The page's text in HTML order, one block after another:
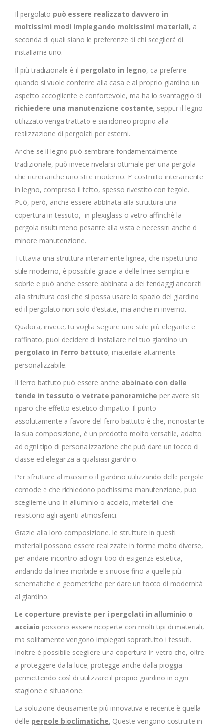
Il pergolato può essere realizzato davvero in
moltissimi modi impiegando moltissimi materiali, a
seconda di quali siano le preferenze di chi sceglierà di
installarne uno.
Il più tradizionale è il pergolato in legno, da preferire
quando si vuole conferire alla casa e al proprio giardino un
aspetto accogliente e confortevole, ma ha lo svantaggio di
richiedere una manutenzione costante, seppur il legno
utilizzato venga trattato e sia idoneo proprio alla
realizzazione di pergolati per esterni.
Anche se il legno può sembrare fondamentalmente
tradizionale, può invece rivelarsi ottimale per una pergola
che ricrei anche uno stile moderno. E’ costruito interamente
in legno, compreso il tetto, spesso rivestito con tegole.
Può, però, anche essere abbinata alla struttura una
copertura in tessuto, in plexiglass o vetro affinchè la
pergola risulti meno pesante alla vista e necessiti anche di
minore manutenzione.
Tuttavia una struttura interamente lignea, che rispetti uno
stile moderno, è possibile grazie a delle linee semplici e
sobrie e può anche essere abbinata a dei tendaggi ancorati
alla struttura così che si possa usare lo spazio del giardino
ed il pergolato non solo d’estate, ma anche in inverno.
Qualora, invece, tu voglia seguire uno stile più elegante e
raffinato, puoi decidere di installare nel tuo giardino un
pergolato in ferro battuto, materiale altamente
personalizzabile.
Il ferro battuto può essere anche abbinato con delle
tende in tessuto o vetrate panoramiche per avere sia
riparo che effetto estetico d’impatto. Il punto
assolutamente a favore del ferro battuto è che, nonostante
la sua composizione, è un prodotto molto versatile, adatto
ad ogni tipo di personalizzazione che può dare un tocco di
classe ed eleganza a qualsiasi giardino.
Per sfruttare al massimo il giardino utilizzando delle pergole
comode e che richiedono pochissima manutenzione, puoi
sceglierne uno in alluminio o acciaio, materiali che
resistono agli agenti atmosferici.
Grazie alla loro composizione, le strutture in questi
materiali possono essere realizzate in forme molto diverse,
per andare incontro ad ogni tipo di esigenza estetica,
andando da linee morbide e sinuose fino a quelle più
schematiche e geometriche per dare un tocco di modernità
al giardino.
Le coperture previste per i pergolati in alluminio o
acciaio possono essere ricoperte con molti tipi di materiali,
ma solitamente vengono impiegati soprattutto i tessuti.
Inoltre è possibile scegliere una copertura in vetro che, oltre
a proteggere dalla luce, protegge anche dalla pioggia
permettendo così di utilizzare il proprio giardino in ogni
stagione e situazione.
La soluzione decisamente più innovativa e recente è quella
delle pergole bioclimatiche. Queste vengono costruite in